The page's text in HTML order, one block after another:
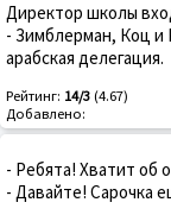
Директор школы
- Зимблерман, Коц и
арабская делегация.
Рейтинг: 14/3 (4.67)
Добавлено:
- Ребята! Хватит об
- Давайте! Сарочка